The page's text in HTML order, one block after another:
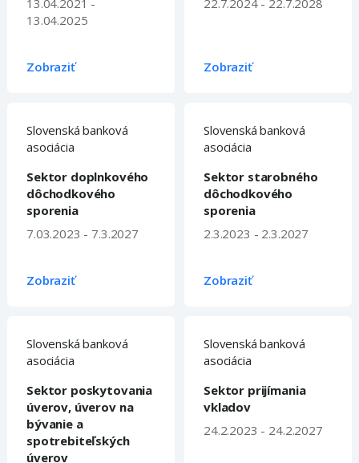
13.04.2021 -
13.04.2025
Zobraziť
22.7.2024 - 22.7.2028
Zobraziť
Slovenská banková
asociácia
Sektor doplnkového
dôchodkového
sporenia
7.03.2023 - 7.3.2027
Zobraziť
Slovenská banková
asociácia
Sektor starobného
dôchodkového
sporenia
2.3.2023 - 2.3.2027
Zobraziť
Slovenská banková
asociácia
Sektor poskytovania
úverov, úverov na
bývanie a
spotrebiteľských
úverov
Slovenská banková
asociácia
Sektor prijímania
vkladov
24.2.2023 - 24.2.2027